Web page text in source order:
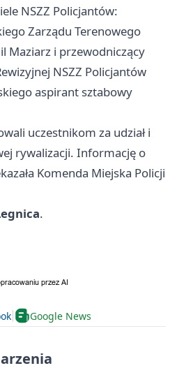
NSZZ Policjantów:
Zarządu Terenowego
Maziarz i przewodniczący
NSZZ Policjantów
aspirant sztabowy
uczestnikom za udział i
rywalizacji. Informację o
Komenda Miejska Policji
.
Google News